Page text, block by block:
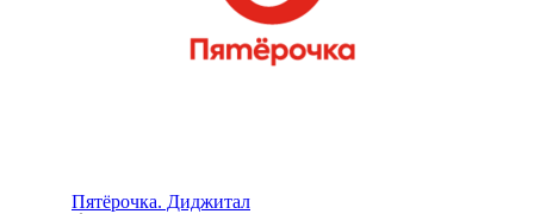
Пятёрочка. Диджитал